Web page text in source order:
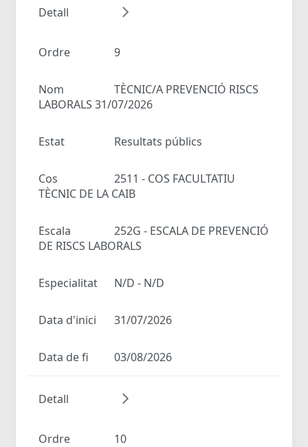
Detall
Ordre 9
Nom
TÈCNIC/A PREVENCIÓ RISCS
LABORALS 31/07/2026
Estat Resultats públics
Cos
2511 - COS FACULTATIU
TÈCNIC DE LA CAIB
Escala
252G - ESCALA DE PREVENCIÓ
DE RISCS LABORALS
Especialitat N/D - N/D
Data d'inici 31/07/2026
Data de fi 03/08/2026
Detall
Ordre 10